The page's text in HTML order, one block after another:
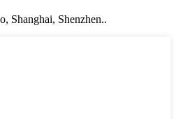
Shanghai, Shenzhen..